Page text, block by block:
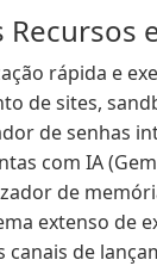
Recursos
rápida e
de sites,
de senhas
com IA
de
extenso de
canais de